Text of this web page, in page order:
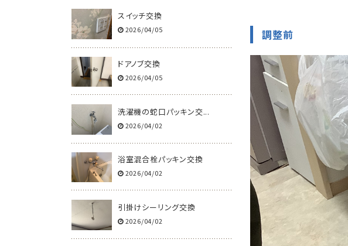
調整前
スイッチ交換
2026/04/05
ドアノブ交換
2026/04/05
洗濯機の蛇口パッキン交...
2026/04/02
浴室混合栓パッキン交換
2026/04/02
引掛けシーリング交換
2026/04/02